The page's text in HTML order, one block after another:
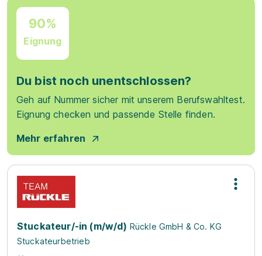
90%
Eignung
Du bist noch unentschlossen?
Geh auf Nummer sicher mit unserem Berufswahltest.
Eignung checken und passende Stelle finden.
Mehr erfahren
Stuckateur/-in (m/w/d) Rückle GmbH & Co. KG
Stuckateurbetrieb